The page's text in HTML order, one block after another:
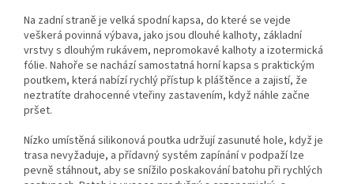
Na zadní straně je velká spodní kapsa, do které se vejde
veškerá povinná výbava, jako jsou dlouhé kalhoty, základní
vrstvy s dlouhým rukávem, nepromokavé kalhoty a izotermická
fólie. Nahoře se nachází samostatná horní kapsa s praktickým
poutkem, která nabízí rychlý přístup k pláštěnce a zajistí, že
neztratíte drahocenné vteřiny zastavením, když náhle začne
pršet.
Nízko umístěná silikonová poutka udržují zasunuté hole, když je
trasa nevyžaduje, a přídavný systém zapínání v podpaží lze
pevně stáhnout, aby se snížilo poskakování batohu při rychlých